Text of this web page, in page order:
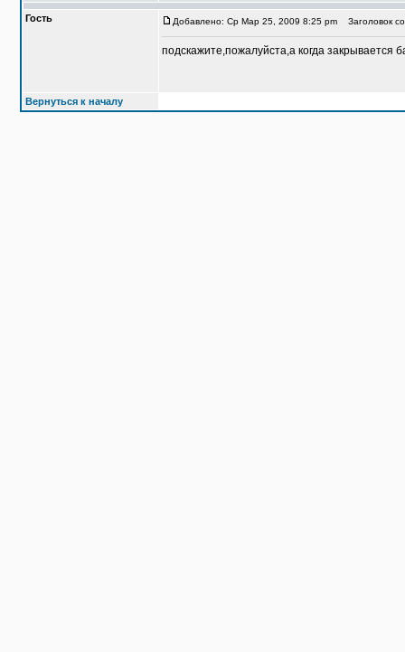
Гость Добавлено: Ср Мар 25, 2009 8:25 pm Заголовок
подскажите,пожалуйста,а когда закрывается
Вернуться к началу